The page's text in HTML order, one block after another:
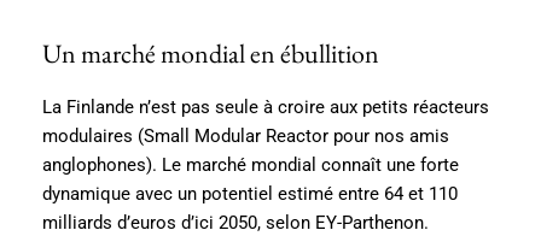
Un marché mondial en ébullition
La Finlande n’est pas seule à croire aux petits réacteurs
modulaires (Small Modular Reactor pour nos amis
anglophones). Le marché mondial connaît une forte
dynamique avec un potentiel estimé entre 64 et 110
milliards d’euros d’ici 2050, selon EY-Parthenon.